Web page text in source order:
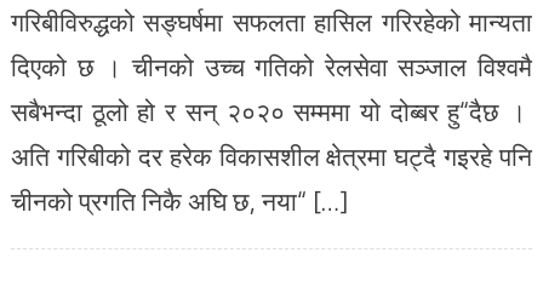
गरिबीविरुद्धको सङ्घर्षमा सफलता हासिल गरिरहेको मान्यता
दिएको छ । चीनको उच्च गतिको रेलसेवा सञ्जाल विश्वमै
सबैभन्दा ठूलो हो र सन् २०२० सम्ममा यो दोब्बर हु“दैछ ।
अति गरिबीको दर हरेक विकासशील क्षेत्रमा घट्दै गइरहे पनि
चीनको प्रगति निकै अघि छ, नया“ […]